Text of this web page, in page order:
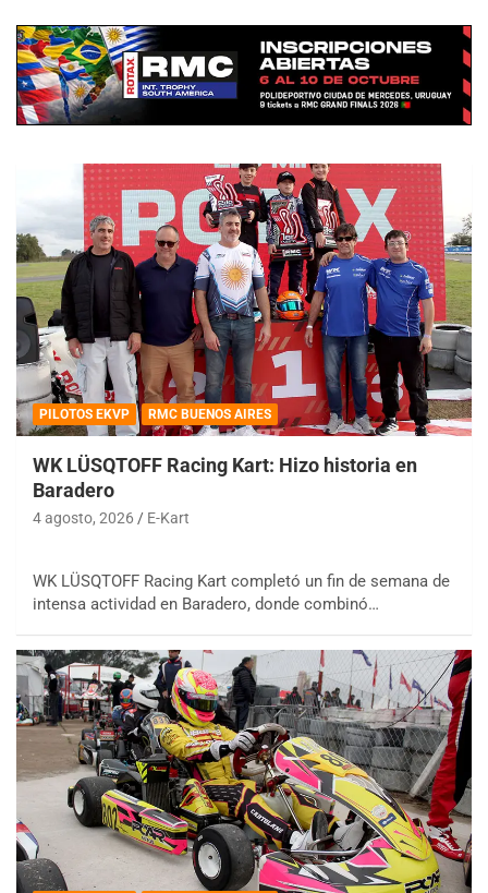
PILOTOS EKVP RMC BUENOS AIRES
WK LÜSQTOFF Racing Kart: Hizo historia en
Baradero
4 agosto, 2026 E-Kart
WK LÜSQTOFF Racing Kart completó un fin de semana de
intensa actividad en Baradero, donde combinó…